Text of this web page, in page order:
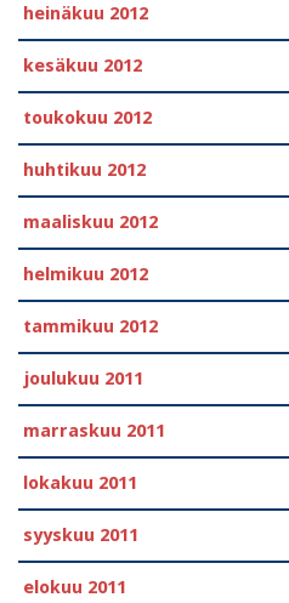
heinäkuu 2012
kesäkuu 2012
toukokuu 2012
huhtikuu 2012
maaliskuu 2012
helmikuu 2012
tammikuu 2012
joulukuu 2011
marraskuu 2011
lokakuu 2011
syyskuu 2011
elokuu 2011